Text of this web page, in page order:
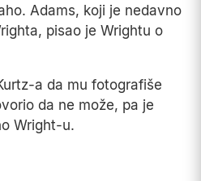
Adams, koji je nedavno
pisao je Wrightu o
a da mu fotografiše
da ne može, pa je
Wright-u.